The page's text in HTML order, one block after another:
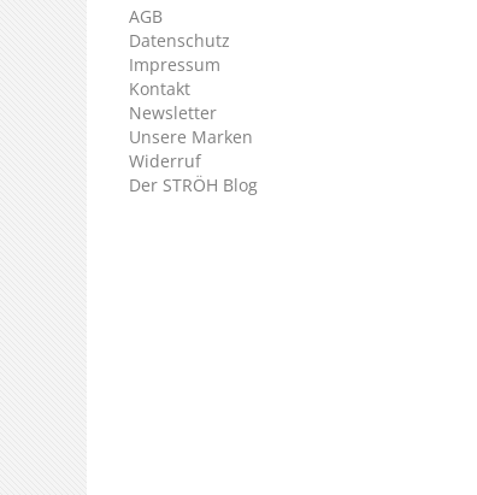
AGB
Datenschutz
Impressum
Kontakt
Newsletter
Unsere Marken
Widerruf
Der STRÖH Blog